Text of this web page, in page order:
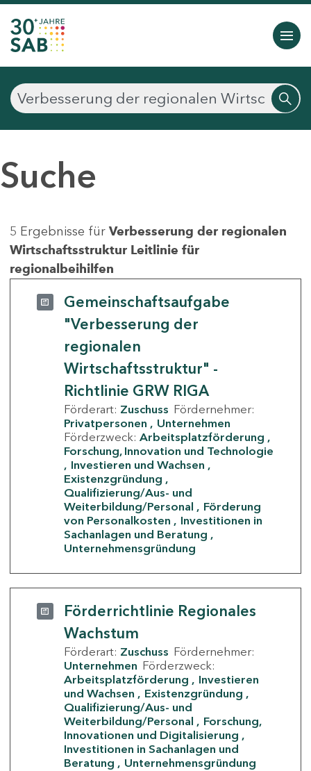
Suche
5 Ergebnisse für Verbesserung der regionalen
Wirtschaftsstruktur Leitlinie für
regionalbeihilfen
Gemeinschaftsaufgabe
"Verbesserung der
regionalen
Wirtschaftsstruktur" -
Richtlinie GRW RIGA
Förderart: Zuschuss Fördernehmer:
Privatpersonen
Unternehmen
Förderzweck: Arbeitsplatzförderung
Forschung, Innovation und Technologie
Investieren und Wachsen
Existenzgründung
Qualifizierung/Aus- und
Weiterbildung/Personal
Förderung
von Personalkosten
Investitionen in
Sachanlagen und Beratung
Unternehmensgründung
Förderrichtlinie Regionales
Wachstum
Förderart: Zuschuss Fördernehmer:
Unternehmen Förderzweck:
Arbeitsplatzförderung
Investieren
und Wachsen
Existenzgründung
Qualifizierung/Aus- und
Weiterbildung/Personal
Forschung,
Innovationen und Digitalisierung
Investitionen in Sachanlagen und
Beratung
Unternehmensgründung